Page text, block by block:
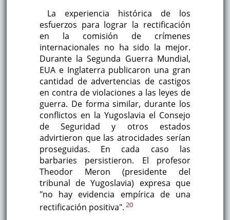
La experiencia histórica de los
esfuerzos para lograr la rectificación
en la comisión de crímenes
internacionales no ha sido la mejor.
Durante la Segunda Guerra Mundial,
EUA e Inglaterra publicaron una gran
cantidad de advertencias de castigos
en contra de violaciones a las leyes de
guerra. De forma similar, durante los
conflictos en la Yugoslavia el Consejo
de Seguridad y otros estados
advirtieron que las atrocidades serían
proseguidas. En cada caso las
barbaries persistieron. El profesor
Theodor Meron (presidente del
tribunal de Yugoslavia) expresa que
"no hay evidencia empírica de una
rectificación positiva". 20